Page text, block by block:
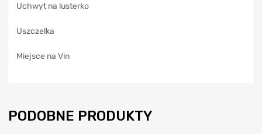
Uchwyt na lusterko
Uszczelka
Miejsce na Vin
PODOBNE PRODUKTY